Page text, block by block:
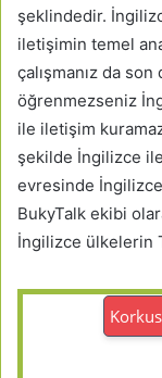
şeklindedir.
iletişimin temel
çalışmanız da
öğrenmezseniz
ile iletişim
şekilde İngilizce
evresinde
BukyTalk ekibi
İngilizce ülkelerin